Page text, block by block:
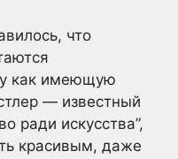
что
как имеющую
— известный
ради искусства”,
красивым, даже